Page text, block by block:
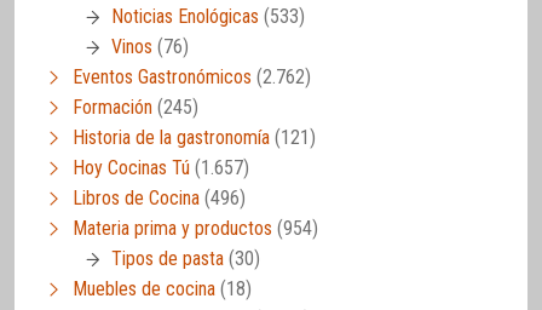
Noticias Enológicas (533)
Vinos (76)
Eventos Gastronómicos (2.762)
Formación (245)
Historia de la gastronomía (121)
Hoy Cocinas Tú (1.657)
Libros de Cocina (496)
Materia prima y productos (954)
Tipos de pasta (30)
Muebles de cocina (18)